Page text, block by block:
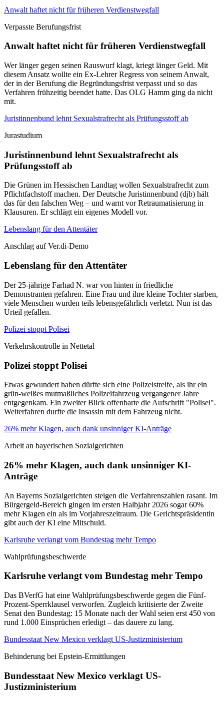
Anwalt haftet nicht für früheren Verdienstwegfall
Verpasste Berufungsfrist
Anwalt haftet nicht für früheren Verdienstwegfall
Wer länger gegen seinen Rauswurf klagt, kriegt länger Geld. Mit
diesem Ansatz wollte ein Ex-Lehrer Regress von seinem Anwalt,
der in der Berufung die Begründungsfrist verpasst und so das
Verfahren frühzeitig beendet hatte. Das OLG Hamm ging da nicht
mit.
Juristinnenbund lehnt Sexualstrafrecht als Prüfungsstoff ab
Jurastudium
Juristinnenbund lehnt Sexualstrafrecht als
Prüfungsstoff ab
Die Grünen im Hessischen Landtag wollen Sexualstrafrecht zum
Pflichtfachstoff machen. Der Deutsche Juristinnenbund (djb) hält
das für den falschen Weg – und warnt vor Retraumatisierung in
Klausuren. Er schlägt ein eigenes Modell vor.
Lebenslang für den Attentäter
Anschlag auf Ver.di-Demo
Lebenslang für den Attentäter
Der 25-jährige Farhad N. war von hinten in friedliche
Demonstranten gefahren. Eine Frau und ihre kleine Tochter starben,
viele Menschen wurden teils lebensgefährlich verletzt. Nun ist das
Urteil gefallen.
Polizei stoppt Polisei
Verkehrskontrolle in Nettetal
Polizei stoppt Polisei
Etwas gewundert haben dürfte sich eine Polizeistreife, als ihr ein
grün-weißes mutmaßliches Polizeifahrzeug vergangener Jahre
entgegenkam. Ein zweiter Blick offenbarte die Aufschrift "Polisei".
Weiterfahren durfte die Insassin mit dem Fahrzeug nicht.
26% mehr Klagen, auch dank unsinniger KI-Anträge
Arbeit an bayerischen Sozialgerichten
26% mehr Klagen, auch dank unsinniger KI-
Anträge
An Bayerns Sozialgerichten steigen die Verfahrenszahlen rasant. Im
Bürgergeld-Bereich gingen im ersten Halbjahr 2026 sogar 60%
mehr Klagen ein als im Vorjahreszeitraum. Die Gerichtspräsidentin
gibt auch der KI eine Mitschuld.
Karlsruhe verlangt vom Bundestag mehr Tempo
Wahlprüfungsbeschwerde
Karlsruhe verlangt vom Bundestag mehr Tempo
Das BVerfG hat eine Wahlprüfungsbeschwerde gegen die Fünf-
Prozent-Sperrklausel verworfen. Zugleich kritisierte der Zweite
Senat den Bundestag: 15 Monate nach der Wahl seien erst 450 von
rund 1.000 Einsprüchen erledigt – das dauere zu lang.
Bundesstaat New Mexico verklagt US-Justizministerium
Behinderung bei Epstein-Ermittlungen
Bundesstaat New Mexico verklagt US-
Justizministerium